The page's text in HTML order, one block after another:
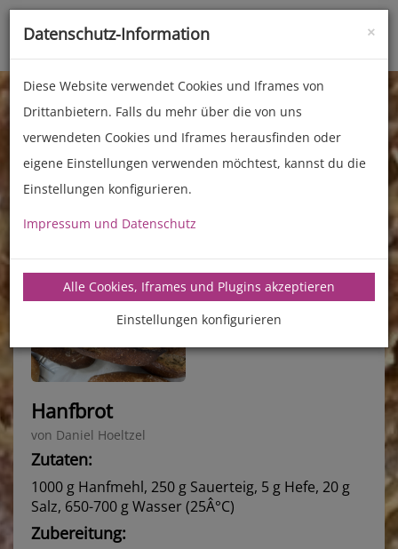
Toggle
Hanfbrot
von Daniel Hoeltzel
Zutaten:
1000 g Hanfmehl, 250 g Sauerteig, 5 g Hefe, 20 g
Salz, 650-700 g Wasser (25Â°C)
Zubereitung:
×
Datenschutz-Information
Diese Website verwendet Cookies und Iframes von
Drittanbietern. Falls du mehr über die von uns
verwendeten Cookies und Iframes herausfinden oder
eigene Einstellungen verwenden möchtest, kannst du die
Einstellungen konfigurieren.
Impressum und Datenschutz
Alle Cookies, Iframes und Plugins akzeptieren
Einstellungen konfigurieren